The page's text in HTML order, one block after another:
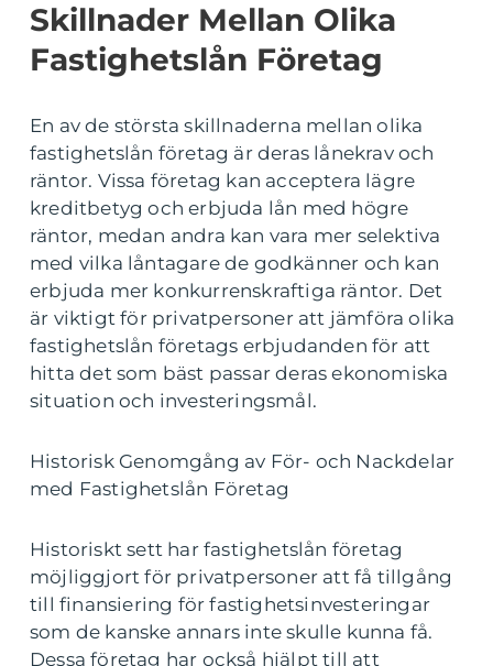
Skillnader Mellan Olika
Fastighetslån Företag
En av de största skillnaderna mellan olika
fastighetslån företag är deras lånekrav och
räntor. Vissa företag kan acceptera lägre
kreditbetyg och erbjuda lån med högre
räntor, medan andra kan vara mer selektiva
med vilka låntagare de godkänner och kan
erbjuda mer konkurrenskraftiga räntor. Det
är viktigt för privatpersoner att jämföra olika
fastighetslån företags erbjudanden för att
hitta det som bäst passar deras ekonomiska
situation och investeringsmål.
Historisk Genomgång av För- och Nackdelar
med Fastighetslån Företag
Historiskt sett har fastighetslån företag
möjliggjort för privatpersoner att få tillgång
till finansiering för fastighetsinvesteringar
som de kanske annars inte skulle kunna få.
Dessa företag har också hjälpt till att